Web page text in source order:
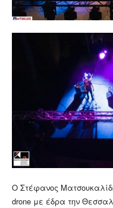
Ο Στέφανος
drone με έδρα την